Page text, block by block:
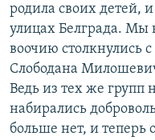
родила своих детей,
улицах Белграда. Мы
воочию столкнулись
Слободана
Ведь из тех же групп
набирались
больше нет, и теперь